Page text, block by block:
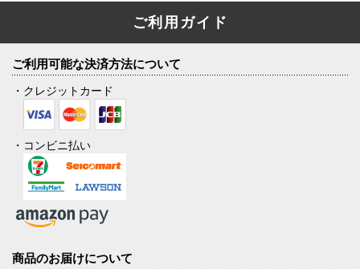
ご利用ガイド
ご利用可能な決済方法について
・クレジットカード
・コンビニ払い
商品のお届けについて